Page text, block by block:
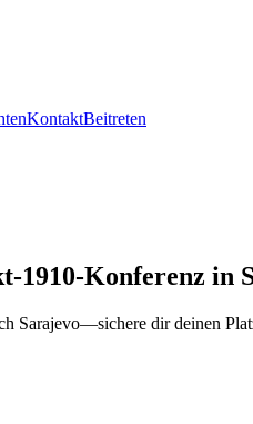
KontaktBeitreten
1910-Konferenz in
Sarajevo—sichere dir deinen